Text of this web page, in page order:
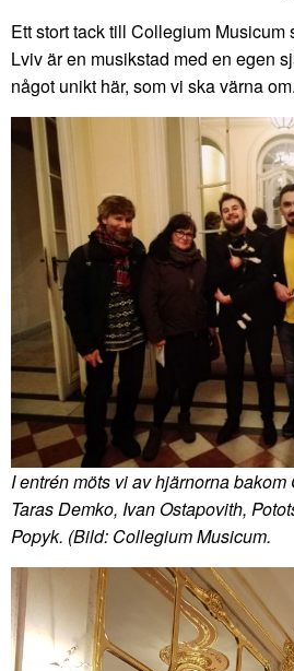
Ett stort tack till Collegium Musicum
Lviv är en musikstad med en egen
något unikt här, som vi ska värna om.
I entrén möts vi av hjärnorna
Taras Demko, Ivan Ostapovith,
Popyk. (Bild: Collegium Musicum.